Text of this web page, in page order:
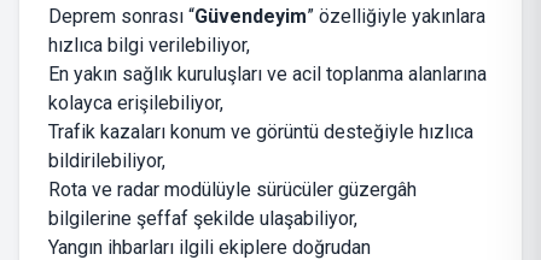
Deprem sonrası “Güvendeyim” özelliğiyle yakınlara
hızlıca bilgi verilebiliyor,
En yakın sağlık kuruluşları ve acil toplanma alanlarına
kolayca erişilebiliyor,
Trafik kazaları konum ve görüntü desteğiyle hızlıca
bildirilebiliyor,
Rota ve radar modülüyle sürücüler güzergâh
bilgilerine şeffaf şekilde ulaşabiliyor,
Yangın ihbarları ilgili ekiplere doğrudan